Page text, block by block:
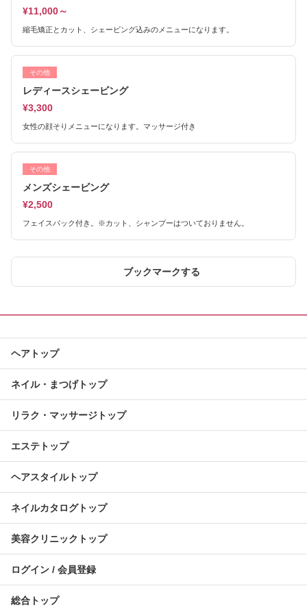
¥11,000～
縮毛矯正とカット、シェービング込みのメニューになります。
その他
レディースシェービング
¥3,300
女性の顔そりメニューになります。マッサージ付き
その他
メンズシェービング
¥2,500
フェイスパック付き。※カット、シャンプーはついておりません。
ブックマークする
ヘアトップ
ネイル・まつげトップ
リラク・マッサージトップ
エステトップ
ヘアスタイルトップ
ネイルカタログトップ
美容クリニックトップ
ログイン / 会員登録
総合トップ